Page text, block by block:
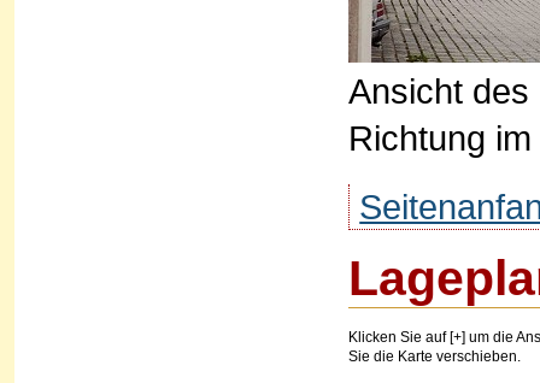
Ansicht
Richtung
Klicken Sie auf [+] um die
Sie die Karte verschieben.